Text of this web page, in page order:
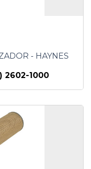
- HAYNES
2602-1000